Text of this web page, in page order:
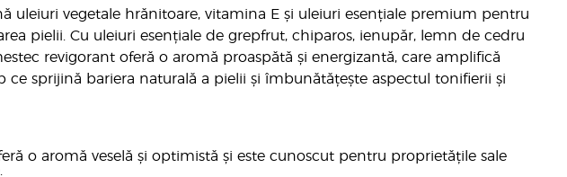
uleiuri vegetale hrănitoare, vitamina E și uleiuri esențiale premium pentru
pielii. Cu uleiuri esențiale de grepfrut, chiparos, ienupăr, lemn de cedru
revigorant oferă o aromă proaspătă și energizantă, care amplifică
ce sprijină bariera naturală a pielii și îmbunătățește aspectul tonifierii și
o aromă veselă și optimistă și este cunoscut pentru proprietățile sale